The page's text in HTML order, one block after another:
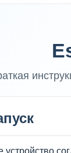
устройство